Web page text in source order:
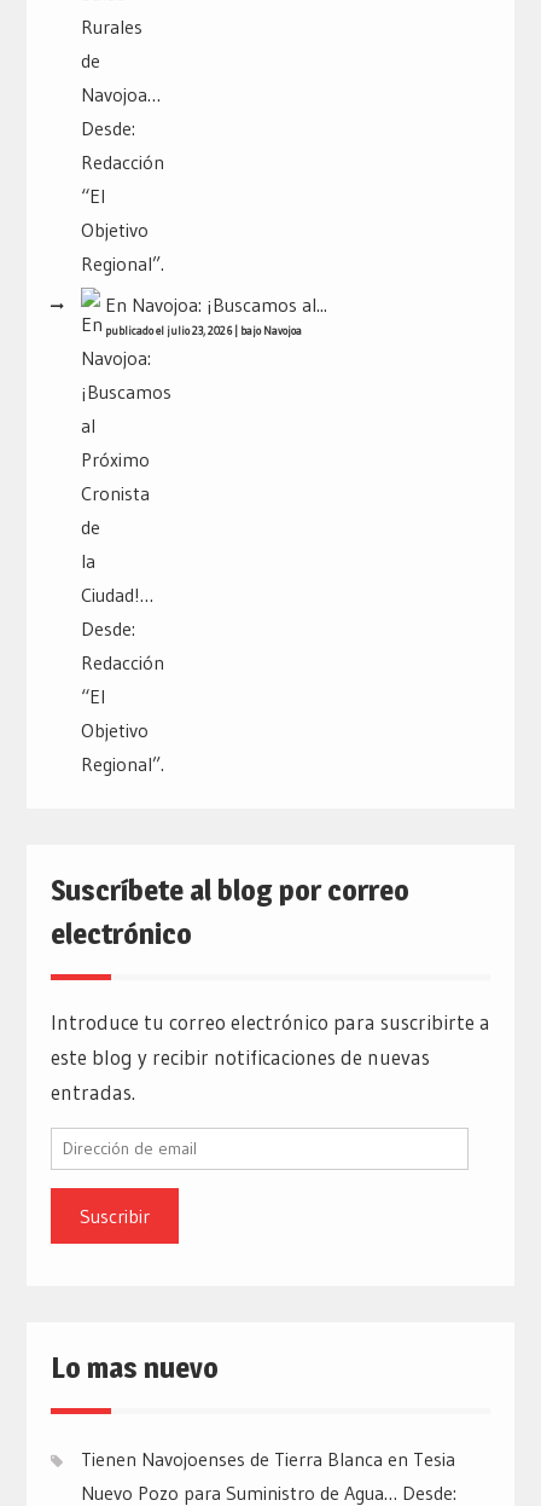
En Navojoa: ¡Buscamos al...
publicado el julio 23, 2026| bajoNavojoa
Suscríbete al blog por correo
electrónico
Introduce tu correo electrónico para suscribirte a
este blog y recibir notificaciones de nuevas
entradas.
Dirección
email
Lo mas nuevo
Tienen Navojoenses de Tierra Blanca en Tesia
Nuevo Pozo para Suministro de Agua… Desde: